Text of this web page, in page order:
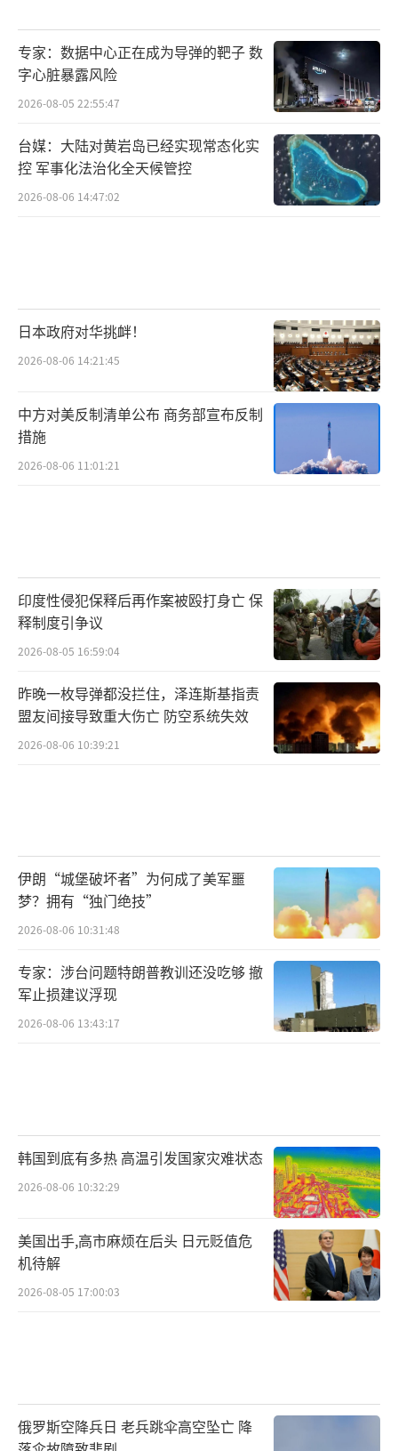
专家：数据中心正在成为导弹的靶子 数
字心脏暴露风险
2026-08-05 22:55:47
台媒：大陆对黄岩岛已经实现常态化实
控 军事化法治化全天候管控
2026-08-06 14:47:02
日本政府对华挑衅！
2026-08-06 14:21:45
中方对美反制清单公布 商务部宣布反制
措施
2026-08-06 11:01:21
印度性侵犯保释后再作案被殴打身亡 保
释制度引争议
2026-08-05 16:59:04
昨晚一枚导弹都没拦住，泽连斯基指责
盟友间接导致重大伤亡 防空系统失效
2026-08-06 10:39:21
伊朗“城堡破坏者”为何成了美军噩
梦？拥有“独门绝技”
2026-08-06 10:31:48
专家：涉台问题特朗普教训还没吃够 撤
军止损建议浮现
2026-08-06 13:43:17
韩国到底有多热 高温引发国家灾难状态
2026-08-06 10:32:29
美国出手,高市麻烦在后头 日元贬值危
机待解
2026-08-05 17:00:03
俄罗斯空降兵日 老兵跳伞高空坠亡 降